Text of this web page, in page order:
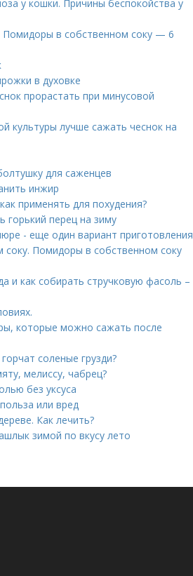
у кошки. Причины беспокойства у
Помидоры в собственном соку — 6
в духовке
прорастать при минусовой
культуры лучше сажать чеснок на
для саженцев
инжир
применять для похудения?
горький перец на зиму
- еще один вариант приготовления
Помидоры в собственном соку
и как собирать стручковую фасоль –
которые можно сажать после
соленые грузди?
мелиссу, чабрец?
без уксуса
или вред
Как лечить?
зимой по вкусу лето